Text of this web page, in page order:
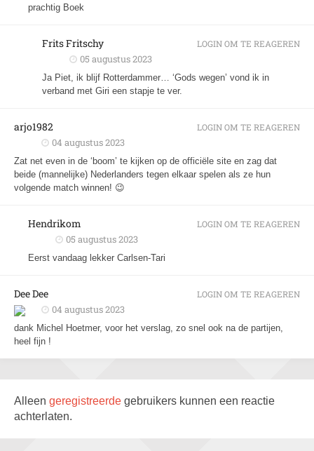
prachtig Boek
Frits Fritschy
05 augustus 2023
Ja Piet, ik blijf Rotterdammer… ‘Gods wegen’ vond ik in
verband met Giri een stapje te ver.
LOGIN OM TE REAGEREN
arjo1982
04 augustus 2023
Zat net even in de ‘boom’ te kijken op de officiële site en zag dat
beide (mannelijke) Nederlanders tegen elkaar spelen als ze hun
volgende match winnen! 😉
LOGIN OM TE REAGEREN
Hendrikom
05 augustus 2023
Eerst vandaag lekker Carlsen-Tari
LOGIN OM TE REAGEREN
Dee Dee
04 augustus 2023
dank Michel Hoetmer, voor het verslag, zo snel ook na de partijen,
heel fijn !
LOGIN OM TE REAGEREN
Alleen geregistreerde gebruikers kunnen een reactie
achterlaten.